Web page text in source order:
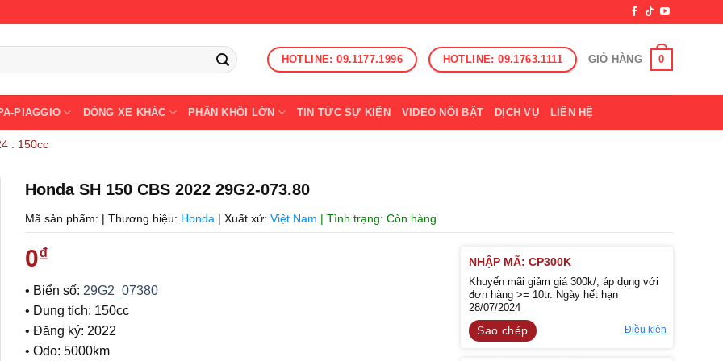
HOTLINE: 09.1177.1996 HOTLINE: 09.1763.1111 GIỎ HÀNG 0
PIAGGIO DÒNG XE KHÁC PHÂN KHỐI LỚN TIN TỨC SỰ KIỆN VIDEO NỔI BẬT DỊCH VỤ LIÊN HỆ
: 150cc
Honda SH 150 CBS 2022 29G2-073.80
Mã sản phẩm: | Thương hiệu: Honda | Xuất xứ: Việt Nam | Tình trạng: Còn hàng
0₫
• Biển số: 29G2_07380
• Dung tích: 150cc
• Đăng ký: 2022
• Odo: 5000km
NHẬP MÃ: CP300K
Khuyến mãi giảm giá 300k/, áp dụng với
đơn hàng >= 10tr. Ngày hết hạn
28/07/2024
Sao chép Điều kiện